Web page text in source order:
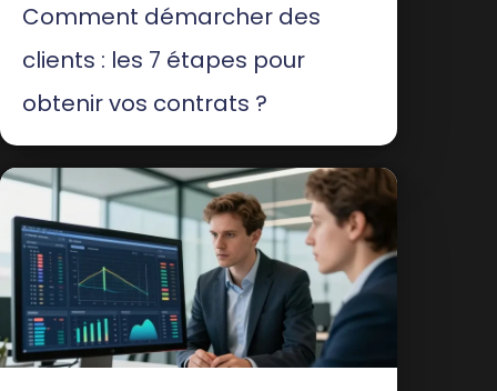
Comment démarcher des
clients : les 7 étapes pour
obtenir vos contrats ?